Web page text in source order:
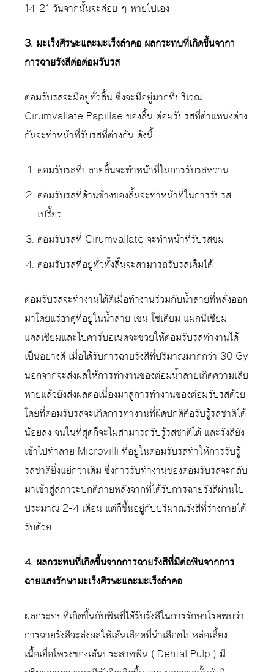
14-21 วันจากนั้นจะค่อย ๆ หายไปเอง
3. มะเร็งศีรษะและมะเร็งลำคอ ผลกระทบที่เกิดขึ้นจากา
การฉายรังสีต่อต่อมรับรส
ต่อมรับรสจะมีอยู่ทั่วลิ้น ซึ่งจะมีอยู่มากที่บริเวณ
Cirumvallate Papillae ของลิ้น ต่อมรับรสที่ตำแหน่งต่าง
กันจะทำหน้าที่รับรสที่ต่างกัน ดังนี้
ต่อมรับรสที่ปลายลิ้นจะทำหน้าที่ในการรับรสหวาน
ต่อมรับรสที่ด้านข้างของลิ้นจะทำหน้าที่ในการรับรส
เปรี้ยว
ต่อมรับรสที่ Cirumvallate จะทำหน้าที่รับรสขม
ต่อมรับรสที่อยู่ทั่วทั้งลิ้นจะสามารถรับรสเค็มได้
ต่อมรับรสจะทำงานได้ดีเมื่อทำงานร่วมกับน้ำลายที่หลั่งออก
มาโดยแร่ธาตุที่อยู่ในน้ำลาย เช่น โซเดียม แมกนีเซียม
แคลเซียมและไบคาร์บอเนตจะช่วยให้ต่อมรับรสทำงานได้
เป็นอย่างดี เมื่อได้รับการฉายรังสีที่ปริมาณมากกว่า 30 Gy
นอกจากจะส่งผลให้การทำงานของต่อมน้ำลายเกิดความเสีย
หายแล้วยังส่งผลต่อเนื่องมาสู่การทำงานของต่อมรับรสด้วย
โดยที่ต่อมรับรสจะเกิดการทำงานที่ผิดปกติคือรับรู้รสชาติได้
น้อยลง จนในที่สุดก็จะไม่สามารถรับรู้รสชาติได้ และรังสียัง
เข้าไปทำลาย Microvilli ที่อยู่ในต่อมรับรสทำให้การรับรู้
รสชาติยิ่งแย่กว่าเดิม ซึ่งการรับทำงานของต่อมรับรสจะกลับ
มาเข้าสู่สภาวะปกติภายหลังจากที่ได้รับการฉายรังสีผ่านไป
ประมาณ 2-4 เดือน แต่ก็ขึ้นอยู่กับปริมาณรังสีที่ร่างกายได้
รับด้วย
4. ผลกระทบที่เกิดขึ้นจากการฉายรังสีที่มีต่อฟันจากการ
ฉายแสงรักษามะเร็งศีรษะและมะเร็งลำคอ
ผลกระทบที่เกิดขึ้นกับฟันที่ได้รับรังสีในการรักษาโรคพบว่า
การฉายรังสีจะส่งผลให้เส้นเลือดที่นำเลือดไปหล่อเลี้ยง
เนื้อเยื่อโพรงของเส้นประสาทฟัน ( Dental Pulp ) มี